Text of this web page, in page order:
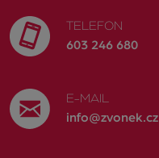
TELEFON
603 246 680
E-MAIL
info@zvonek.cz